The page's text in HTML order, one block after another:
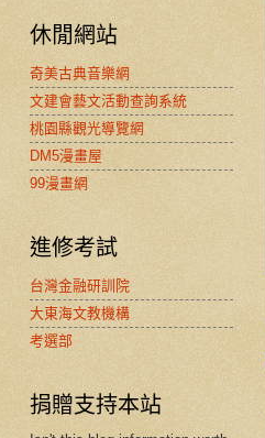
休閒網站
奇美古典音樂網
文建會藝文活動查詢系統
桃園縣觀光導覽網
DM5漫畫屋
99漫畫網
進修考試
台灣金融研訓院
大東海文教機構
考選部
捐贈支持本站